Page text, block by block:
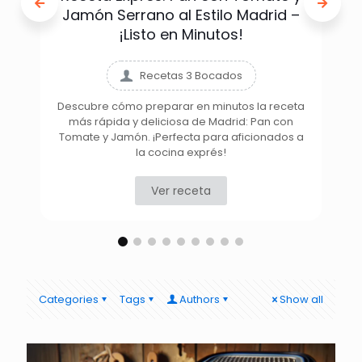
Jamón Serrano al Estilo Madrid –
¡Listo en Minutos!
Recetas 3 Bocados
Descubre cómo preparar en minutos la receta
más rápida y deliciosa de Madrid: Pan con
Tomate y Jamón. ¡Perfecta para aficionados a
la cocina exprés!
Ver receta
Categories Tags Authors Show all